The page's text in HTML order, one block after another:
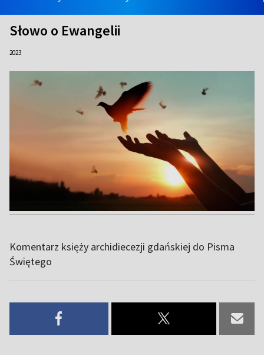
Słowo o Ewangelii
2023
Komentarz księży archidiecezji gdańskiej do Pisma
Świętego